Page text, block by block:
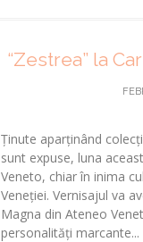
“Zestrea” la
Ținute aparținând
sunt expuse, luna
Veneto, chiar în inima
Veneției. Vernisajul va
Magna din Ateneo
personalități marcante...